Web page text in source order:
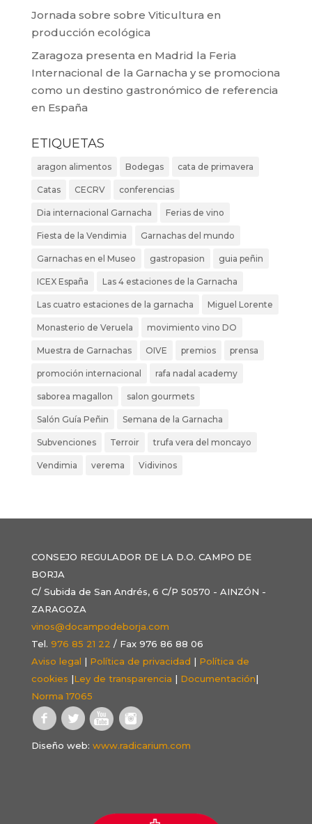
Jornada sobre sobre Viticultura en
producción ecológica
Zaragoza presenta en Madrid la Feria
Internacional de la Garnacha y se promociona
como un destino gastronómico de referencia
en España
ETIQUETAS
aragon alimentos Bodegas cata de primavera
Catas CECRV conferencias
Dia internacional Garnacha Ferias de vino
Fiesta de la Vendimia Garnachas del mundo
Garnachas en el Museo gastropasion guia peñin
ICEX España Las 4 estaciones de la Garnacha
Las cuatro estaciones de la garnacha Miguel Lorente
Monasterio de Veruela movimiento vino DO
Muestra de Garnachas OIVE premios prensa
promoción internacional rafa nadal academy
saborea magallon salon gourmets
Salón Guía Peñin Semana de la Garnacha
Subvenciones Terroir trufa vera del moncayo
Vendimia verema Vidivinos
CONSEJO REGULADOR DE LA D.O. CAMPO DE
BORJA
C/ Subida de San Andrés, 6 C/P 50570 - AINZÓN -
ZARAGOZA
vinos@docampodeborja.com
Tel. 976 85 21 22 / Fax 976 86 88 06
Aviso legal | Política de privacidad | Política de
cookies |Ley de transparencia | Documentación|
Norma 17065
Diseño web: www.radicarium.com